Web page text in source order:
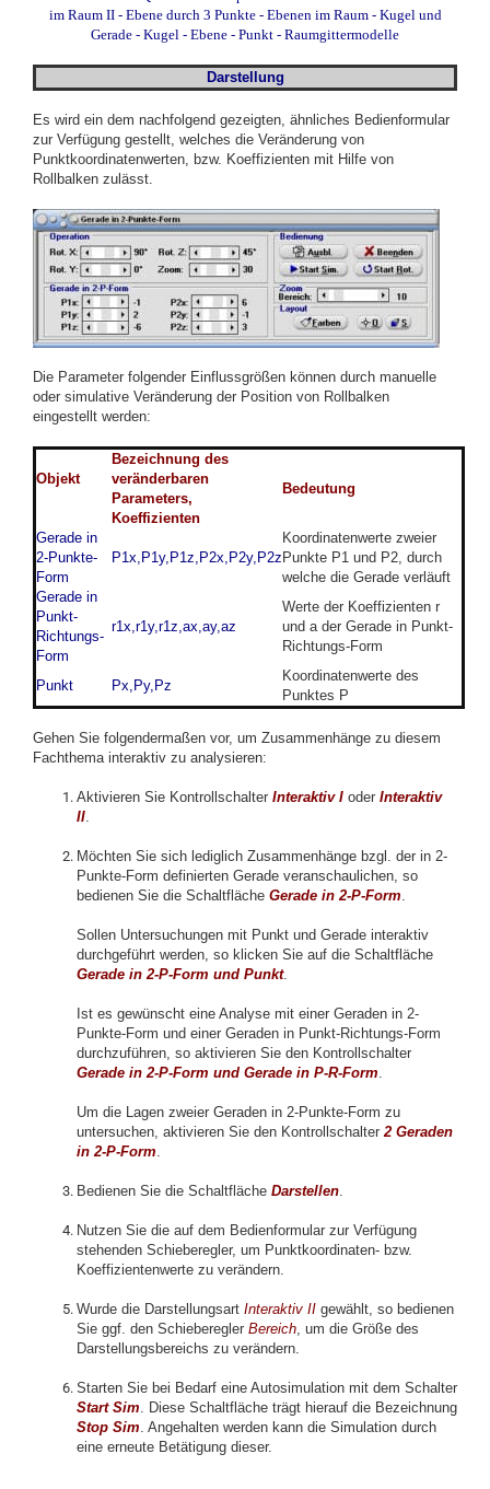
im Raum II- Ebene durch 3 Punkte- Ebenen im Raum- Kugel und
Gerade - Kugel - Ebene - Punkt - Raumgittermodelle
Darstellung
Es wird ein dem nachfolgend gezeigten, ähnliches Bedienformular
zur Verfügung gestellt, welches die Veränderung von
Punktkoordinatenwerten, bzw. Koeffizienten mit Hilfe von
Rollbalken zulässt.
Die Parameter folgender Einflussgrößen können durch manuelle
oder simulative Veränderung der Position von Rollbalken
eingestellt werden:
Objekt
Bezeichnung des
veränderbaren
Parameters,
Koeffizienten
Bedeutung
Gerade in
2-Punkte-
Form
P1x,P1y,P1z,P2x,P2y,P2z
Koordinatenwerte zweier
Punkte P1 und P2, durch
welche die Gerade verläuft
Gerade in
Punkt-
Richtungs-
Form
r1x,r1y,r1z,ax,ay,az
Werte der Koeffizienten r
und a der Gerade in Punkt-
Richtungs-Form
Punkt Px,Py,Pz
Koordinatenwerte des
Punktes P
Gehen Sie folgendermaßen vor, um Zusammenhänge zu diesem
Fachthema interaktiv zu analysieren:
Aktivieren Sie Kontrollschalter Interaktiv I oder Interaktiv
II.
Möchten Sie sich lediglich Zusammenhänge bzgl. der in 2-
Punkte-Form definierten Gerade veranschaulichen, so
bedienen Sie die Schaltfläche Gerade in 2-P-Form.
Sollen Untersuchungen mit Punkt und Gerade interaktiv
durchgeführt werden, so klicken Sie auf die Schaltfläche
Gerade in 2-P-Form und Punkt.
Ist es gewünscht eine Analyse mit einer Geraden in 2-
Punkte-Form und einer Geraden in Punkt-Richtungs-Form
durchzuführen, so aktivieren Sie den Kontrollschalter
Gerade in 2-P-Form und Gerade in P-R-Form.
Um die Lagen zweier Geraden in 2-Punkte-Form zu
untersuchen, aktivieren Sie den Kontrollschalter2 Geraden
in 2-P-Form.
Bedienen Sie die Schaltfläche Darstellen.
Nutzen Sie die auf dem Bedienformular zur Verfügung
stehenden Schieberegler, um Punktkoordinaten- bzw.
Koeffizientenwerte zu verändern.
Wurde die Darstellungsart Interaktiv II gewählt, so bedienen
Sie ggf. den Schieberegler Bereich, um die Größe des
Darstellungsbereichs zu verändern.
Starten Sie bei Bedarf eine Autosimulation mit dem Schalter
Start Sim. Diese Schaltfläche trägt hierauf die Bezeichnung
Stop Sim. Angehalten werden kann die Simulation durch
eine erneute Betätigung dieser.